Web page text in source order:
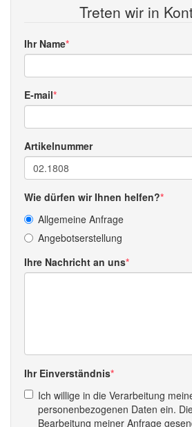
Treten wir in
Ihr Name
E-mail
Artikelnummer
Wie dürfen wir Ihnen helfen?
Allgemeine Anfrage
Angebotserstellung
Ihre Nachricht an uns
Ihr Einverständnis
Ich willige in die Verarbeitung
personenbezogenen Daten ein.
Bearbeitung meiner Anfrage